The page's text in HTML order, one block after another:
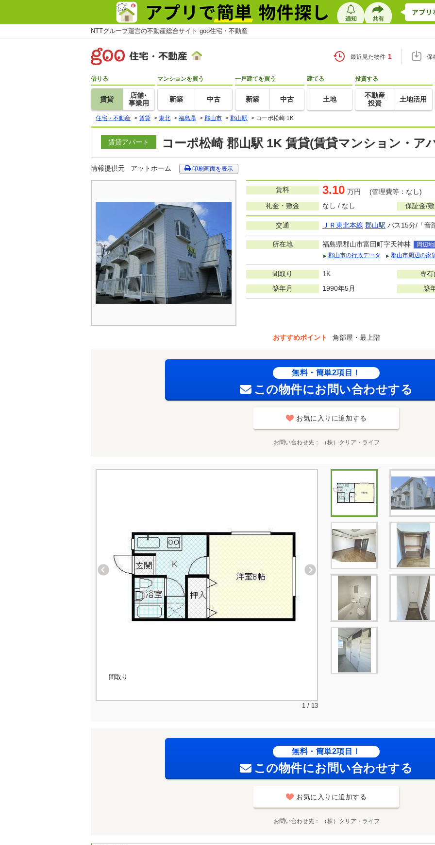
NTTグループ運営の不動産総合サイト goo住宅・不動産
最近見た物件 1 保
借りる
賃貸
店舗･
事業用
マンションを買う
新築 中古
一戸建てを買う
新築 中古
建てる
土地
投資する
不動産
投資
土地活用
住宅・不動産 > 賃貸 > 東北 > 福島県 > 郡山市 > 郡山駅 > コーポ松崎 1K
賃貸アパート コーポ松崎 郡山駅 1K 賃貸(賃貸マンション・ア
情報提供元 アットホーム 印刷画面を表示
賃料 3.10 万円 (管理費等：なし)
礼金・敷金
なし / なし 保証金/
交通 ＪＲ東北本線 郡山駅 バス15分/「音
所在地 福島県郡山市富田町字天神林
周辺地
郡山市の行政データ
郡山市周辺の家
間取り 1K 専有
築年月 1990年5月 築
おすすめポイント 角部屋・最上階
無料・簡単2項目！
この物件にお問い合わせする
お気に入りに追加する
お問い合わせ先 （株）クリア・ライフ
間取り
1 / 13
無料・簡単2項目！
この物件にお問い合わせする
お気に入りに追加する
お問い合わせ先 （株）クリア・ライフ